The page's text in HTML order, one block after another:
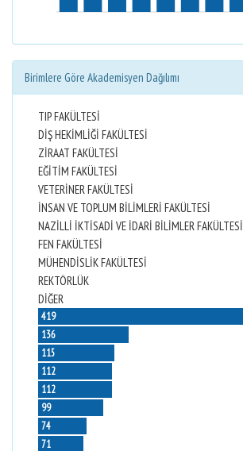
Birimlere Göre Akademisyen Dağılımı
TIP FAKÜLTESİ
DİŞ HEKİMLİĞİ FAKÜLTESİ
ZİRAAT FAKÜLTESİ
EĞİTİM FAKÜLTESİ
VETERİNER FAKÜLTESİ
İNSAN VE TOPLUM BİLİMLERİ FAKÜLTESİ
NAZİLLİ İKTİSADİ VE İDARİ BİLİMLER FAKÜLTESİ
FEN FAKÜLTESİ
MÜHENDİSLİK FAKÜLTESİ
REKTÖRLÜK
DİĞER
419
136
115
112
112
99
74
71